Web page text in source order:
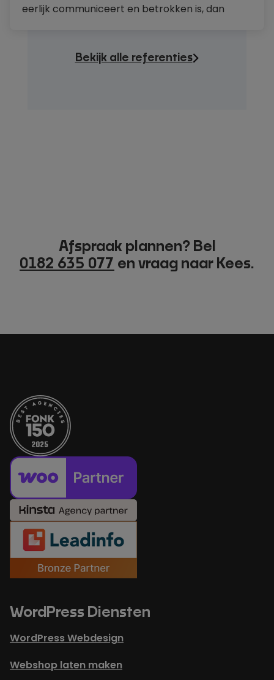
eerlijk communiceert en betrokken is, dan
Bekijk alle referenties
Afspraak plannen? Bel
0182 635 077 en vraag naar Kees.
WordPress Diensten
WordPress Webdesign
Webshop laten maken